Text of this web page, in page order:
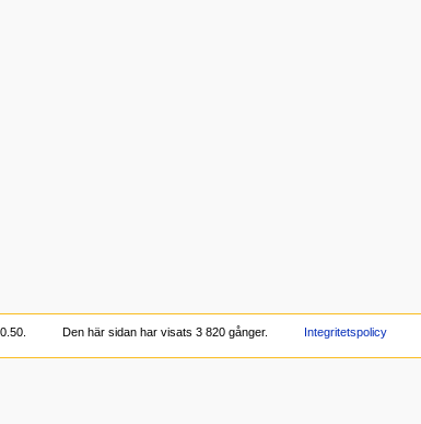
Den här sidan har visats 3 820 gånger. Integritetspolicy